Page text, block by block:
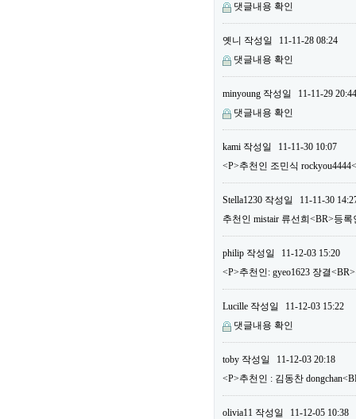
댓글내용 확인
옛니 작성일
11-11-28 08:24
댓글내용 확인
minyoung 작성일
11-11-29 20:44
댓글내용 확인
kami 작성일
11-11-30 10:07
<P>추천인 조민식
Stella1230 작성일
11-11-30
추천인 mistair 류선희<BR>등
philip 작성일
11-12-03 15:20
<P>추천인: gyeo1623 장결
Lucille 작성일
11-12-03 15:22
댓글내용 확인
toby 작성일
11-12-03 20:18
<P>추천인 : 김동찬
olivia11 작성일
11-12-05 10:38